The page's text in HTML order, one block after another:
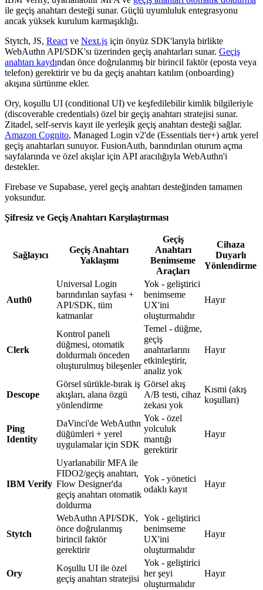
ile geçiş anahtarı desteği sunar. Güçlü uyumluluk entegrasyonu
ancak yüksek kurulum karmaşıklığı.
Stytch, JS, React ve Next.js için önyüz SDK'larıyla birlikte
WebAuthn API/SDK'sı üzerinden geçiş anahtarları sunar. Geçiş
anahtarı kaydından önce doğrulanmış bir birincil faktör (eposta veya
telefon) gerektirir ve bu da geçiş anahtarı katılım (onboarding)
akışına sürtünme ekler.
Ory, koşullu UI (conditional UI) ve keşfedilebilir kimlik bilgileriyle
(discoverable credentials) özel bir geçiş anahtarı stratejisi sunar.
Zitadel, self-servis kayıt ile yerleşik geçiş anahtarı desteği sağlar.
Amazon Cognito, Managed Login v2'de (Essentials tier+) artık yerel
geçiş anahtarları sunuyor. FusionAuth, barındırılan oturum açma
sayfalarında ve özel akışlar için API aracılığıyla WebAuthn'i
destekler.
Firebase ve Supabase, yerel geçiş anahtarı desteğinden tamamen
yoksundur.
Şifresiz ve Geçiş Anahtarı Karşılaştırması
Sağlayıcı
Geçiş Anahtarı
Yaklaşımı
Geçiş
Anahtarı
Benimseme
Araçları
Cihaza
Duyarlı
Yönlendirme
Auth0
Universal Login
barındırılan sayfası +
API/SDK, tüm
katmanlar
Yok - geliştirici
benimseme
UX'ini
oluşturmalıdır
Hayır
Clerk
Kontrol paneli
düğmesi, otomatik
doldurmalı önceden
oluşturulmuş bileşenler
Temel - düğme,
geçiş
anahtarlarını
etkinleştirir,
analiz yok
Hayır
Descope
Görsel sürükle-bırak iş
akışları, alana özgü
yönlendirme
Görsel akış
A/B testi, cihaz
zekası yok
Kısmi (akış
koşulları)
Ping
Identity
DaVinci'de WebAuthn
düğümleri + yerel
uygulamalar için SDK
Yok - özel
yolculuk
mantığı
gerektirir
Hayır
IBM Verify
Uyarlanabilir MFA ile
FIDO2/geçiş anahtarı,
Flow Designer'da
geçiş anahtarı otomatik
doldurma
Yok - yönetici
odaklı kayıt
Hayır
Stytch
WebAuthn API/SDK,
önce doğrulanmış
birincil faktör
gerektirir
Yok - geliştirici
benimseme
UX'ini
oluşturmalıdır
Hayır
Ory
Koşullu UI ile özel
geçiş anahtarı stratejisi
Yok - geliştirici
her şeyi
oluşturmalıdır
Hayır